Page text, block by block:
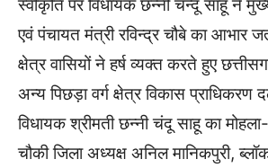
स्वीकृति पर विधायक छन्नी चन्दू साहू ने
एवं पंचायत मंत्री रविन्द्र चौबे का आभार
क्षेत्र वासियों ने हर्ष व्यक्त करते हुए
अन्य पिछड़ा वर्ग क्षेत्र विकास प्राधिकरण
विधायक श्रीमती छन्नी चंदू साहू का
चौकी जिला अध्यक्ष अनिल मानिकपुरी,